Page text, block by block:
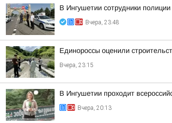
В Ингушетии сотрудники
Вчера, 23:48
Единороссы оценили
Вчера, 23:15
В Ингушетии проходит
Вчера, 20:13